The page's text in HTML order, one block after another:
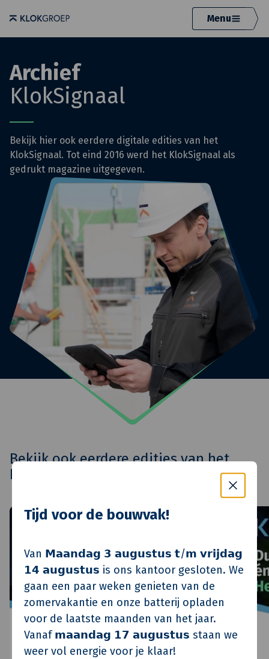
Tijd voor de bouwvak!
Van 𝗠𝗮𝗮𝗻𝗱𝗮𝗴 𝟯 𝗮𝘂𝗴𝘂𝘀𝘁𝘂𝘀 𝘁/𝗺 𝘃𝗿𝗶𝗷𝗱𝗮𝗴
𝟭𝟰 𝗮𝘂𝗴𝘂𝘀𝘁𝘂𝘀 is ons kantoor gesloten. We
gaan een paar weken genieten van de
zomervakantie en onze batterij opladen
voor de laatste maanden van het jaar.
Vanaf 𝗺𝗮𝗮𝗻𝗱𝗮𝗴 𝟭𝟳 𝗮𝘂𝗴𝘂𝘀𝘁𝘂𝘀 staan we
weer vol energie voor je klaar!
Menu
Archief
KlokSignaal
Bekijk hier ook eerdere digitale edities van het
KlokSignaal. Tot eind 2016 werd het KlokSignaal als
gedrukt magazine uitgegeven.
Bekijk ook eerdere edities van het
KlokSignaal